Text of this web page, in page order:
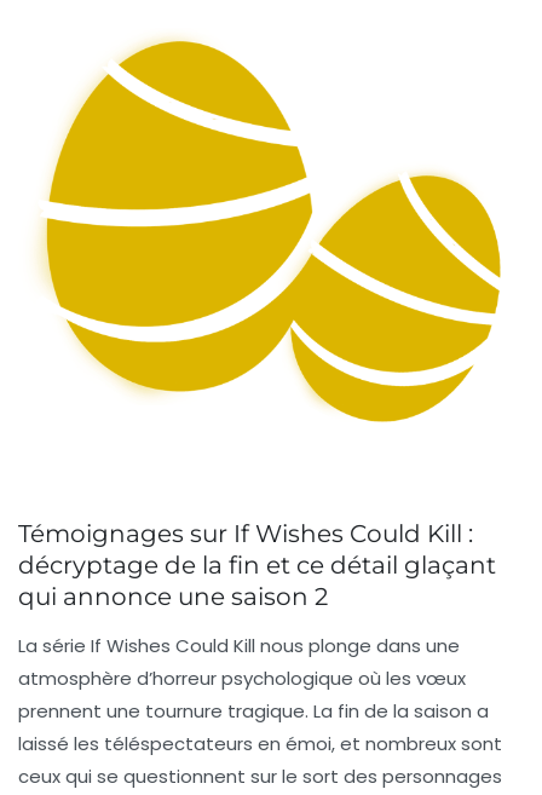
Témoignages sur If Wishes Could Kill :
décryptage de la fin et ce détail glaçant
qui annonce une saison 2
La série If Wishes Could Kill nous plonge dans une
atmosphère d’horreur psychologique où les vœux
prennent une tournure tragique. La fin de la saison a
laissé les téléspectateurs en émoi, et nombreux sont
ceux qui se questionnent sur le sort des personnages